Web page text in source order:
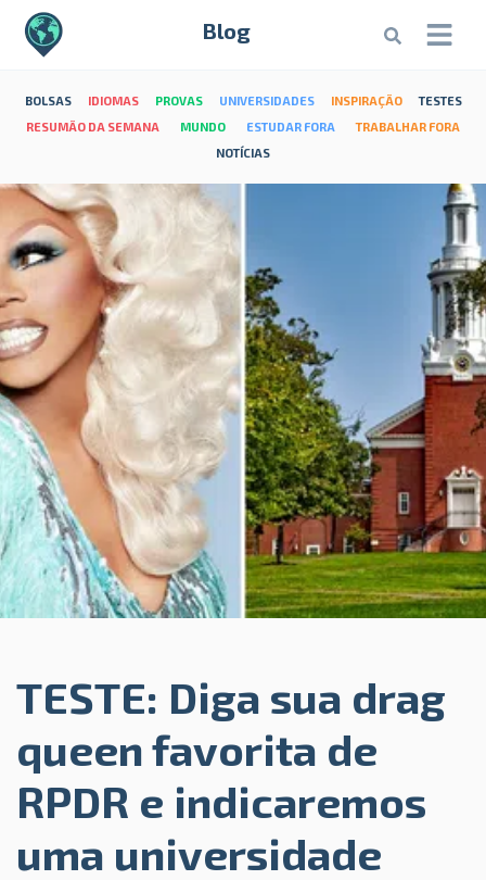
Blog
BOLSAS IDIOMAS PROVAS UNIVERSIDADES INSPIRAÇÃO
TESTES
RESUMÃO DA SEMANA
MUNDO ESTUDAR FORA
TRABALHAR FORA
NOTÍCIAS
TESTE: Diga sua drag
queen favorita de
RPDR e indicaremos
uma universidade